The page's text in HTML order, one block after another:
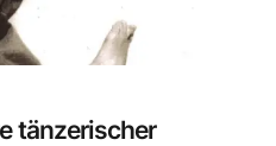
tänzerischer